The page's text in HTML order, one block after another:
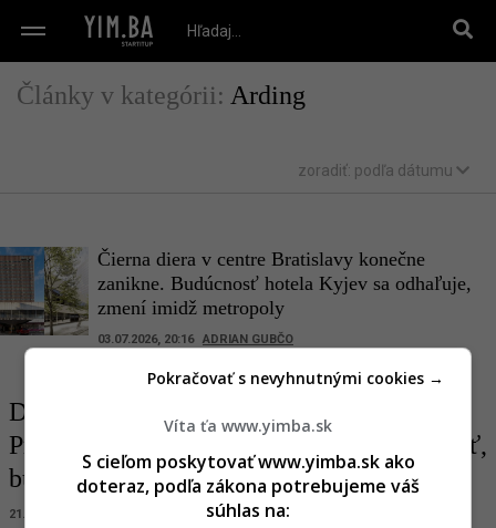
Články v kategórii: Arding
zoradiť: podľa dátumu
Čierna diera v centre Bratislavy konečne
zanikne. Budúcnosť hotela Kyjev sa odhaľuje,
zmení imidž metropoly
03.07.2026, 20:16 ADRIAN GUBČO
Definitívny koniec deravej ulice. Pri
Prezidentskom paláci vzniká prestížna štvrť,
budú tu luxusné byty a galéria
21.11.2025, 16:38
Víta ťa www.yimba.sk
S cieľom poskytovať www.yimba.sk ako
doteraz, podľa zákona potrebujeme váš
súhlas na:
Pokračovať s nevyhnutnými cookies →